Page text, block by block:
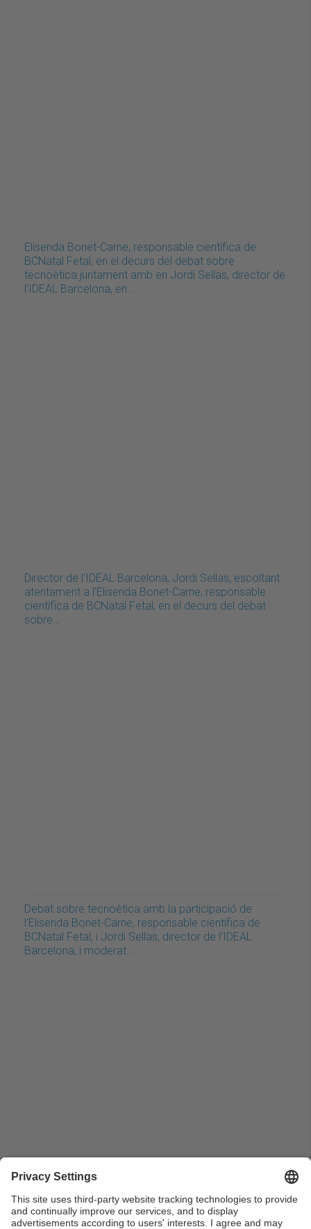
Elisenda Bonet-Carne, responsable científica de
BCNatal Fetal, en el decurs del debat sobre
tecnoètica juntament amb en Jordi Sellas, director de
l'IDEAL Barcelona, en…
Director de l'IDEAL Barcelona, Jordi Sellas, escoltant
atentament a l'Elisenda Bonet-Carne, responsable
científica de BCNatal Fetal, en el decurs del debat
sobre…
Debat sobre tecnoètica amb la participació de
l'Elisenda Bonet-Carne, responsable científica de
BCNatal Fetal, i Jordi Sellas, director de l'IDEAL
Barcelona, i moderat…